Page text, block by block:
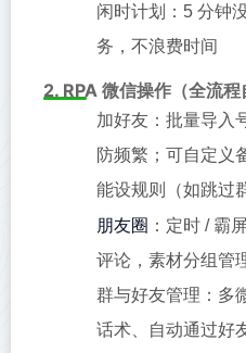
闲时计划：5 分钟
务，不浪费时间
2. RPA 微信操作（全流程
加好友：批量导入
防频繁；可自定义
能设规则（如跳过
朋友圈 ：定时 / 霸
评论，素材分组管
群与好友管理：多
话术、自动通过好